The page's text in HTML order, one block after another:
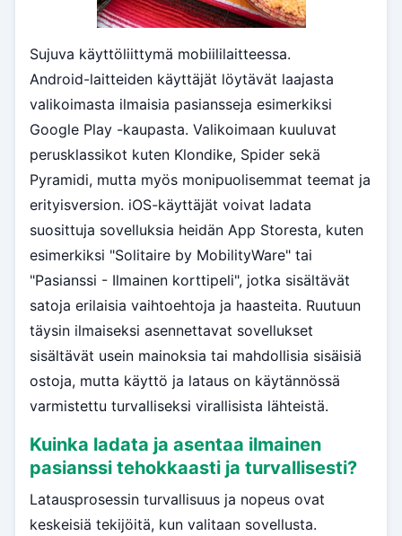
Sujuva käyttöliittymä mobiililaitteessa.
Android-laitteiden käyttäjät löytävät laajasta
valikoimasta ilmaisia pasiansseja esimerkiksi
Google Play -kaupasta. Valikoimaan kuuluvat
perusklassikot kuten Klondike, Spider sekä
Pyramidi, mutta myös monipuolisemmat teemat ja
erityisversion. iOS-käyttäjät voivat ladata
suosittuja sovelluksia heidän App Storesta, kuten
esimerkiksi "Solitaire by MobilityWare" tai
"Pasianssi - Ilmainen korttipeli", jotka sisältävät
satoja erilaisia vaihtoehtoja ja haasteita. Ruutuun
täysin ilmaiseksi asennettavat sovellukset
sisältävät usein mainoksia tai mahdollisia sisäisiä
ostoja, mutta käyttö ja lataus on käytännössä
varmistettu turvalliseksi virallisista lähteistä.
Kuinka ladata ja asentaa ilmainen
pasianssi tehokkaasti ja turvallisesti?
Latausprosessin turvallisuus ja nopeus ovat
keskeisiä tekijöitä, kun valitaan sovellusta.